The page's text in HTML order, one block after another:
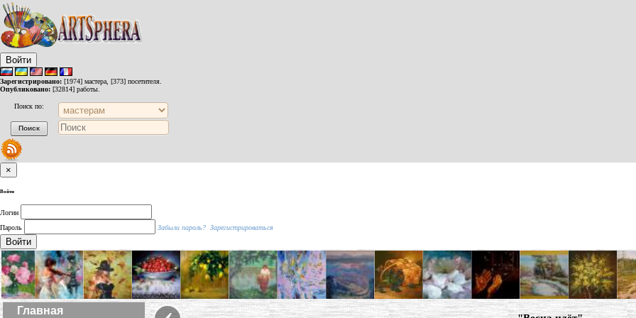
Войти
Зарегистрировано: [1974] мастера, [373] посетителя.
Опубликовано: [32814] работы.
Поиск по:
×
Войти
Логин
Пароль
Забыли пароль? Зарегистрироваться
Войти
Главная